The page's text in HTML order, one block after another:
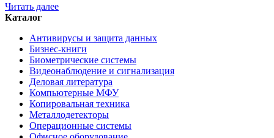
Читать далее
Каталог
Антивирусы и защита данных
Бизнес-книги
Биометрические системы
Видеонаблюдение и сигнализация
Деловая литература
Компьютерные МФУ
Копировальная техника
Металлодетекторы
Операционные системы